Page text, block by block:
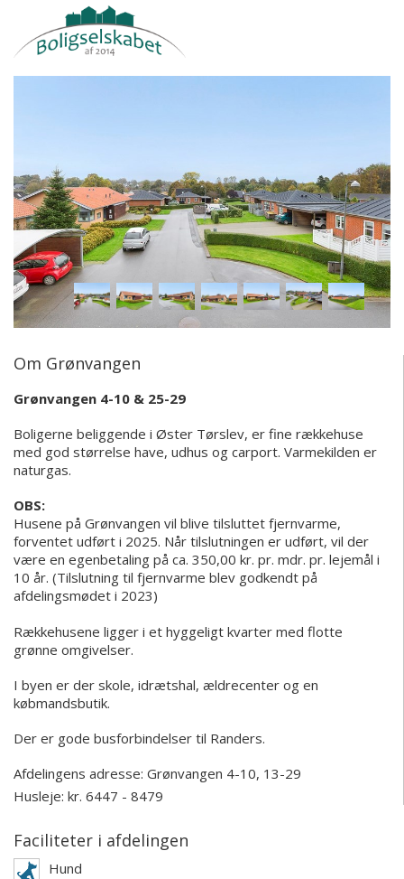
Om Grønvangen
Grønvangen 4-10 & 25-29
Boligerne beliggende i Øster Tørslev, er fine rækkehuse
med god størrelse have, udhus og carport. Varmekilden er
naturgas.
OBS:
Husene på Grønvangen vil blive tilsluttet fjernvarme,
forventet udført i 2025. Når tilslutningen er udført, vil der
være en egenbetaling på ca. 350,00 kr. pr. mdr. pr. lejemål i
10 år. (Tilslutning til fjernvarme blev godkendt på
afdelingsmødet i 2023)
Rækkehusene ligger i et hyggeligt kvarter med flotte
grønne omgivelser.
I byen er der skole, idrætshal, ældrecenter og en
købmandsbutik.
Der er gode busforbindelser til Randers.
Afdelingens adresse: Grønvangen 4-10, 13-29
Husleje: kr. 6447 - 8479
Faciliteter i afdelingen
Hund